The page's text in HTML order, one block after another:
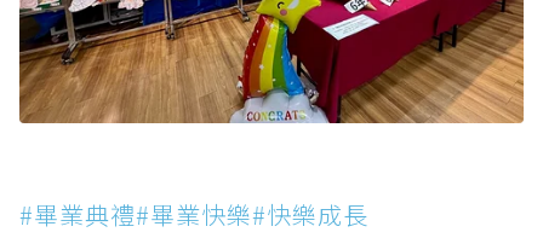
#畢業典禮#畢業快樂#快樂成長